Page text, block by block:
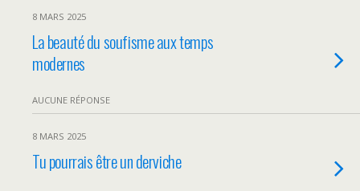
8 MARS 2025
La beauté du soufisme aux temps
modernes
AUCUNE RÉPONSE
8 MARS 2025
Tu pourrais être un derviche